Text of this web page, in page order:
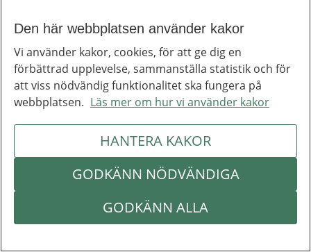
Inera är ett digitaliseringsbolag som bidrar till att utveckla välfärden.
Jobba hos oss
Ineras nyhetsbrev
Inera på LinkedIn
Press
Kontakta oss
Integritetspolicy
Den här webbplatsen använder kakor
Vi använder kakor, cookies, för att ge dig en
förbättrad upplevelse, sammanställa statistik och för
att viss nödvändig funktionalitet ska fungera på
webbplatsen. Läs mer om hur vi använder kakor
HANTERA KAKOR
GODKÄNN NÖDVÄNDIGA
GODKÄNN ALLA